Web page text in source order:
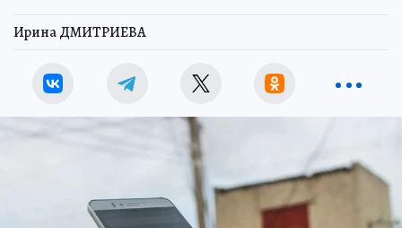
Ирина ДМИТРИЕВА